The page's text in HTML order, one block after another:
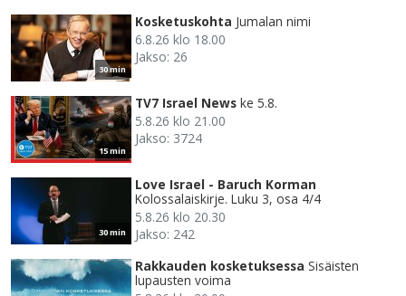
30 min
Kosketuskohta Jumalan nimi
6.8.26 klo 18.00
Jakso: 26
15 min
TV7 Israel News ke 5.8.
5.8.26 klo 21.00
Jakso: 3724
30 min
Love Israel - Baruch Korman
Kolossalaiskirje. Luku 3, osa 4/4
5.8.26 klo 20.30
Jakso: 242
Rakkauden kosketuksessa Sisäisten
lupausten voima